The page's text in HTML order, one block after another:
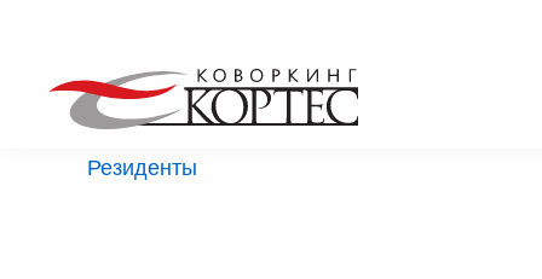
Перейти к основному содержанию
Резиденты